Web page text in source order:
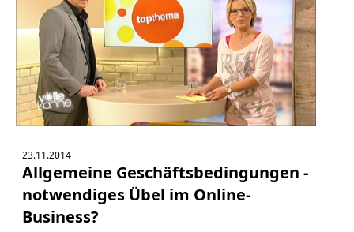
23.11.2014
Allgemeine Geschäftsbedingungen -
notwendiges Übel im Online-
Business?